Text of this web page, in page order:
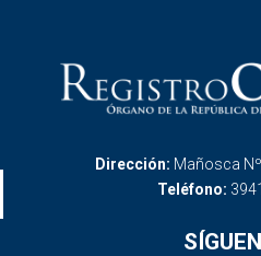
Dirección: Mañosca
Teléfono: